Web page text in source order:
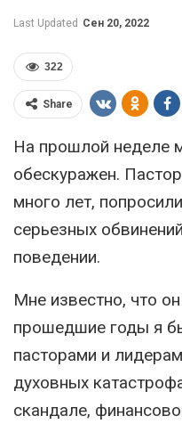
Last Updated Сен 20, 2022
322
Share
На прошлой неделе
обескуражен.
много лет,
серьезных
поведении.
Мне известно, что
прошедшие годы я
пасторами и
духовных
скандале,